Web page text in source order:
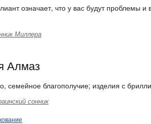
означает, что у вас будут проблемы
Миллера
Алмаз
семейное благополучие; изделия с
сонник